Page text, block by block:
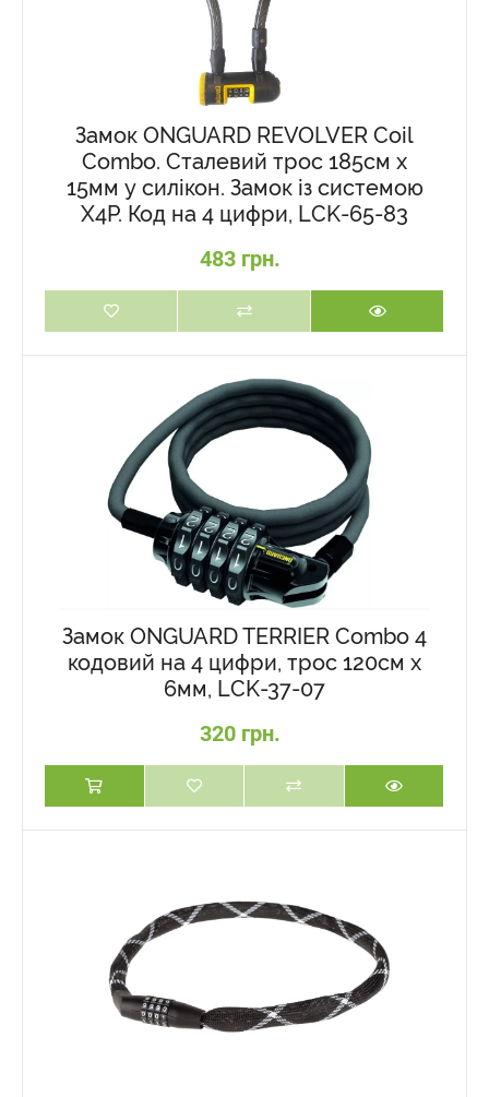
Замок ONGUARD REVOLVER Coil
Combo. Сталевий трос 185см х
15мм у силікон. Замок із системою
X4P. Код на 4 цифри, LCK-65-83
483 грн.
Замок ONGUARD TERRIER Combo 4
кодовий на 4 цифри, трос 120см х
6мм, LCK-37-07
320 грн.